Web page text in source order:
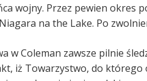
wojny. Przez pewien okres
na the Lake. Po
w Coleman zawsze pilnie
iż Towarzystwo, do